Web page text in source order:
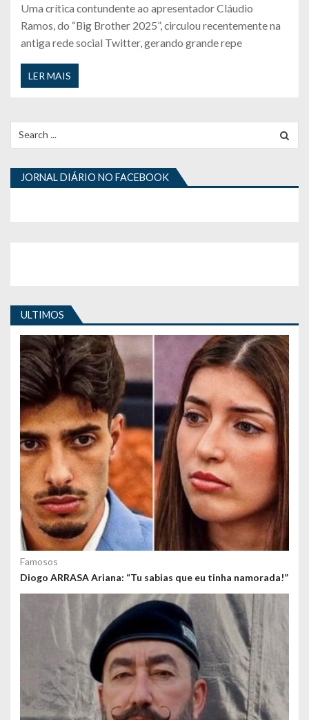
Uma crítica contundente ao apresentador Cláudio
Ramos, do “Big Brother 2025”, circulou recentemente na
antiga rede social Twitter, gerando grande repe
LER MAIS
for:
JORNAL DIÁRIO NO FACEBOOK
ULTIMOS
Famosos
Diogo ARRASA Ariana: “Tu sabias que eu tinha namorada!”